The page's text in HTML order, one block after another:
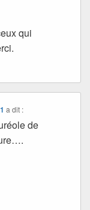
qui
a dit :
de